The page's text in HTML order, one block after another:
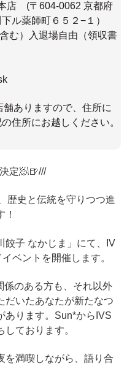
店 (〒604-0062 京都府
ル薬師町６５２−１）
む）入退場自由（領収書
ありますので、住所に
住所にお越しください。
定🧖🍺///
歴史と伝統を守りつつ進
餃子 なかじま 」にて、IV
ベントを開催します。
係のある方も、それ以外
だいたあなたが新たなつ
あります。Sun*からIVS
ております。
を満喫しながら、語り合